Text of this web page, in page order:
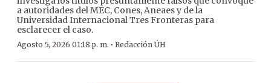
a autoridades del MEC, Cones, Aneaes y de la
Universidad Internacional Tres Fronteras para
esclarecer el caso.
Agosto 5, 2026 01:18 p. m. · Redacción ÚH